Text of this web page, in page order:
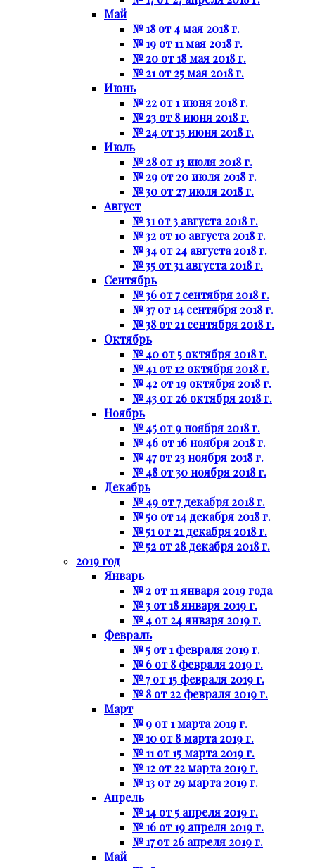
Май
№ 18 от 4 мая 2018 г.
№ 19 от 11 мая 2018 г.
№ 20 от 18 мая 2018 г.
№ 21 от 25 мая 2018 г.
Июнь
№ 22 от 1 июня 2018 г.
№ 23 от 8 июня 2018 г.
№ 24 от 15 июня 2018 г.
Июль
№ 28 от 13 июля 2018 г.
№ 29 от 20 июля 2018 г.
№ 30 от 27 июля 2018 г.
Август
№ 31 от 3 августа 2018 г.
№ 32 от 10 августа 2018 г.
№ 34 от 24 августа 2018 г.
№ 35 от 31 августа 2018 г.
Сентябрь
№ 36 от 7 сентября 2018 г.
№ 37 от 14 сентября 2018 г.
№ 38 от 21 сентября 2018 г.
Октябрь
№ 40 от 5 октября 2018 г.
№ 41 от 12 октября 2018 г.
№ 42 от 19 октября 2018 г.
№ 43 от 26 октября 2018 г.
Ноябрь
№ 45 от 9 ноября 2018 г.
№ 46 от 16 ноября 2018 г.
№ 47 от 23 ноября 2018 г.
№ 48 от 30 ноября 2018 г.
Декабрь
№ 49 от 7 декабря 2018 г.
№ 50 от 14 декабря 2018 г.
№ 51 от 21 декабря 2018 г.
№ 52 от 28 декабря 2018 г.
2019 год
Январь
№ 2 от 11 января 2019 года
№ 3 от 18 января 2019 г.
№ 4 от 24 января 2019 г.
Февраль
№ 5 от 1 февраля 2019 г.
№ 6 от 8 февраля 2019 г.
№ 7 от 15 февраля 2019 г.
№ 8 от 22 февраля 2019 г.
Март
№ 9 от 1 марта 2019 г.
№ 10 от 8 марта 2019 г.
№ 11 от 15 марта 2019 г.
№ 12 от 22 марта 2019 г.
№ 13 от 29 марта 2019 г.
Апрель
№ 14 от 5 апреля 2019 г.
№ 16 от 19 апреля 2019 г.
№ 17 от 26 апреля 2019 г.
Май